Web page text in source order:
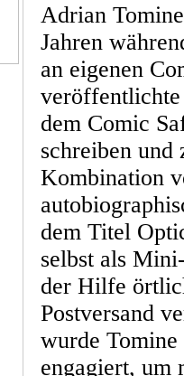
Adrian
Jahren
an eigenen
dem Comic
schreiben und
Kombination
dem Titel
selbst als
der Hilfe
Postversand
wurde
engagiert, um